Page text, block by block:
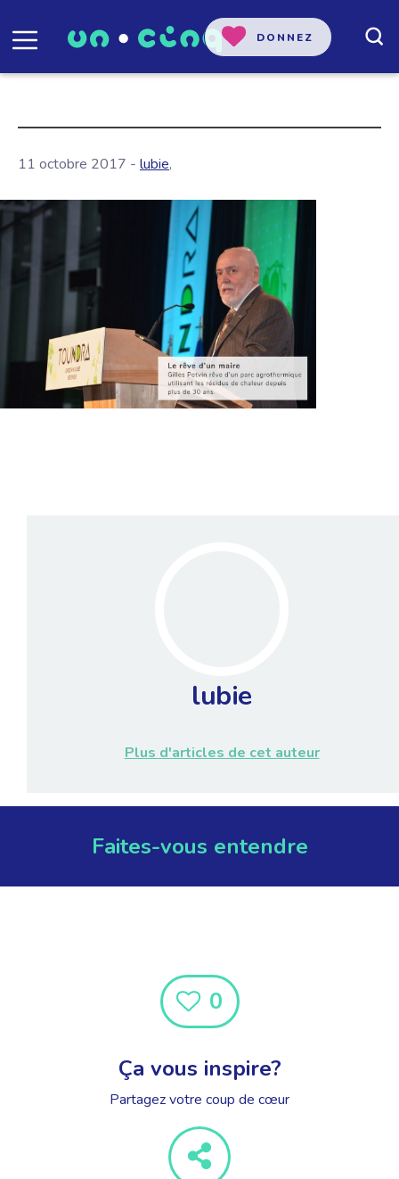
DONNEZ
11 octobre 2017 - lubie,
lubie
Plus d'articles de cet auteur
Faites-vous entendre
0
Ça vous inspire?
Partagez votre coup de cœur